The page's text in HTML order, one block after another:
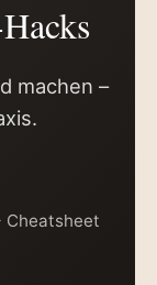
machen –
Cheatsheet